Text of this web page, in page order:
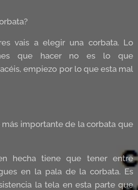
vais a elegir una corbata. Lo
que hacer no es lo que
empiezo por lo que esta mal
más importante de la corbata que
hecha tiene que tener entre
en la pala de la corbata. Es
la tela en esta parte que